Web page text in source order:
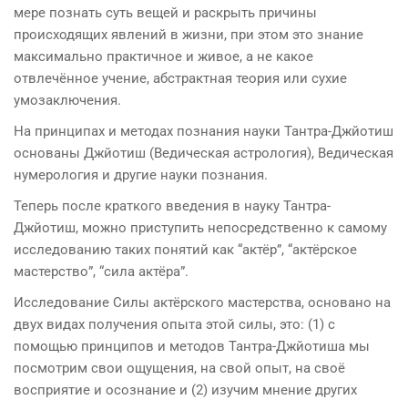
мере познать суть вещей и раскрыть причины
происходящих явлений в жизни, при этом это знание
максимально практичное и живое, а не какое
отвлечённое учение, абстрактная теория или сухие
умозаключения.
На принципах и методах познания науки Тантра-Джйотиш
основаны Джйотиш (Ведическая астрология), Ведическая
нумерология и другие науки познания.
Теперь после краткого введения в науку Тантра-
Джйотиш, можно приступить непосредственно к самому
исследованию таких понятий как “актёр”, “актёрское
мастерство”, “сила актёра”.
Исследование Силы актёрского мастерства, основано на
двух видах получения опыта этой силы, это: (1) с
помощью принципов и методов Тантра-Джйотиша мы
посмотрим свои ощущения, на свой опыт, на своё
восприятие и осознание и (2) изучим мнение других